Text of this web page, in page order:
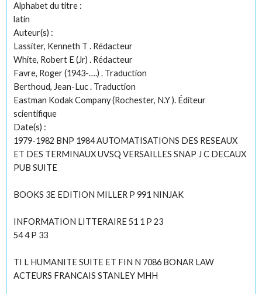
Alphabet du titre :
latin
Auteur(s) :
Lassiter, Kenneth T . Rédacteur
White, Robert E (Jr) . Rédacteur
Favre, Roger (1943-….) . Traduction
Berthoud, Jean-Luc . Traduction
Eastman Kodak Company (Rochester, N.Y ). Éditeur
scientifique
Date(s) :
1979-1982 BNP 1984 AUTOMATISATIONS DES RESEAUX
ET DES TERMINAUX UVSQ VERSAILLES SNAP J C DECAUX
PUB SUITE
BOOKS 3E EDITION MILLER P 991 NINJAK
INFORMATION LITTERAIRE 51 1 P 23
54 4 P 33
TI L HUMANITE SUITE ET FIN N 7086 BONAR LAW
ACTEURS FRANCAIS STANLEY MHH